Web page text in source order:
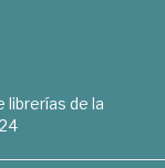
librerías de la